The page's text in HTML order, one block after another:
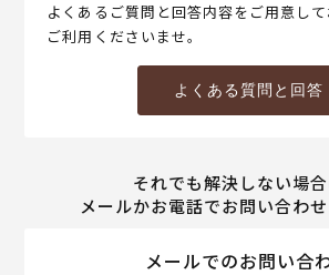
よくあるご質問と回答内容をご用意し
ご利用くださいませ。
よくある質問と回答
それでも解決しない場合
メールかお電話でお問い合わせ
メールでのお問い合